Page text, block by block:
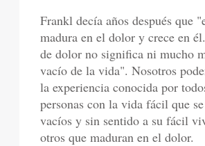
Frankl decía años después que
madura en el dolor y crece en
de dolor no significa ni mucho
vacío de la vida". Nosotros
la experiencia conocida por
personas con la vida fácil que
vacíos y sin sentido a su fácil
otros que maduran en el dolor.